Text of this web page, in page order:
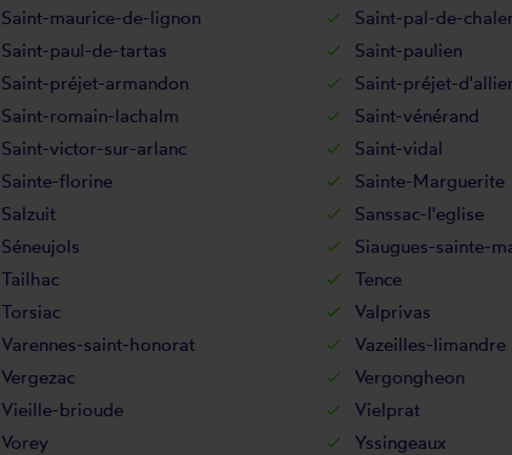
Saint-maurice-de-lignon Saint-pal-de-
Saint-paul-de-tartas Saint-paulien
Saint-préjet-armandon Saint-préjet-d'allier
Saint-romain-lachalm Saint-vénérand
Saint-victor-sur-arlanc Saint-vidal
Sainte-florine Sainte-Marguerite
Salzuit Sanssac-l'eglise
Séneujols Siaugues-sainte-
Tailhac Tence
Torsiac Valprivas
Varennes-saint-honorat Vazeilles-limandre
Vergezac Vergongheon
Vieille-brioude Vielprat
Vorey Yssingeaux